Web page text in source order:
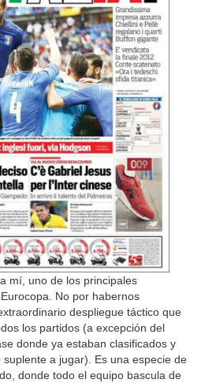
mí, uno de los principales
No por habernos
despliegue táctico que
los partidos (a excepción del
donde ya estaban clasificados y
a jugar). Es una especie de
donde todo el equipo bascula de